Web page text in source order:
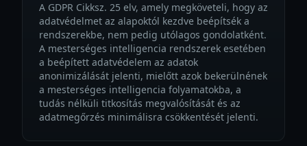
A GDPR Cikksz. 25 elv, amely megköveteli, hogy az
adatvédelmet az alapoktól kezdve beépítsék a
rendszerekbe, nem pedig utólagos gondolatként.
A mesterséges intelligencia rendszerek esetében
a beépített adatvédelem az adatok
anonimizálását jelenti, mielőtt azok bekerülnének
a mesterséges intelligencia folyamatokba, a
tudás nélküli titkosítás megvalósítását és az
adatmegőrzés minimálisra csökkentését jelenti.